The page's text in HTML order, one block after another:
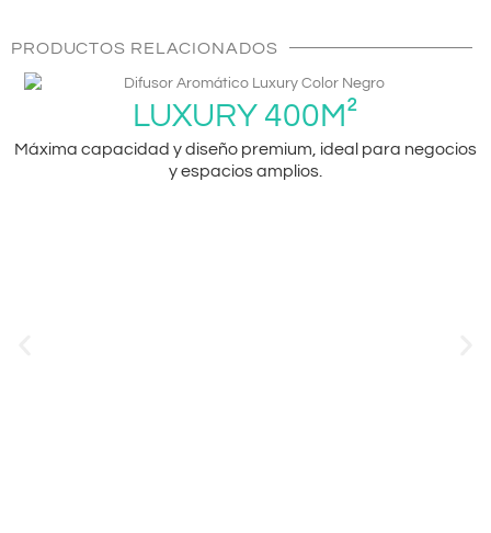
PRODUCTOS RELACIONADOS
LUXURY 400M²
Máxima capacidad y diseño premium, ideal para negocios
y espacios amplios.